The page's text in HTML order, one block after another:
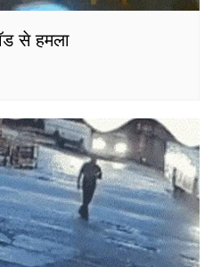
से हमला